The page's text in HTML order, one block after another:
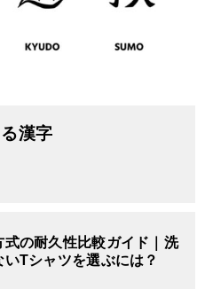
漢字
式の耐久性比較ガイド｜洗
いTシャツを選ぶには？